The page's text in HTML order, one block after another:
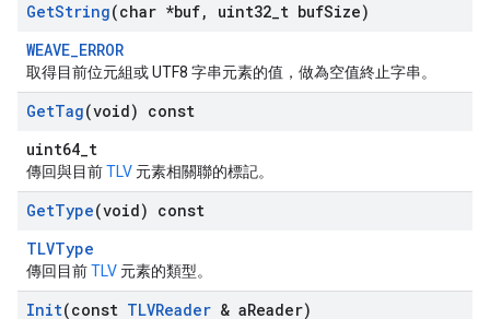
GetString(char *buf, uint32 t bufSize)
WEAVE_ERROR
取得目前位元組或 UTF8 字串元素的值，做為空值終止字串。
GetTag(void) const
uint64_t
傳回與目前TLV 元素相關聯的標記。
GetType(void) const
TLVType
傳回目前TLV 元素的類型。
Init(const TLVReader & aReader)